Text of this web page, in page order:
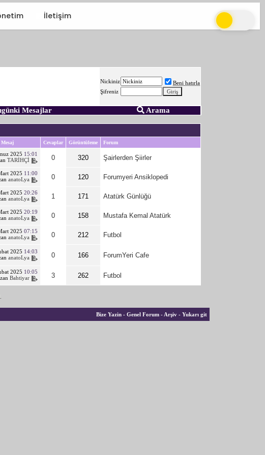
İletişim
Nickiniz
Beni hatırla
Şifreniz
Mesajlar Arama
Cevaplar Görüntüleme Forum
2025 15:01
TARİHÇİ 0 320 Şairlerden Şiirler
2025 11:00
anatoLya 0 120 Forumyeri Ansiklopedi
202520:26
anatoLya 1 171 Atatürk Günlüğü
202520:19
anatoLya 0 158 Mustafa Kemal Atatürk
202507:15
anatoLya 0 212 Futbol
2025 14:03
anatoLya 0 166 ForumYeri Cafe
2025 10:05
Bahtiyar 3 262 Futbol
Bize Yazin- Genel Forum- Arşiv- Yukarı git